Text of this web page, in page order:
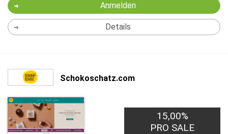
Anmelden
Details
Schokoschatz.com
15,00%
PRO SALE